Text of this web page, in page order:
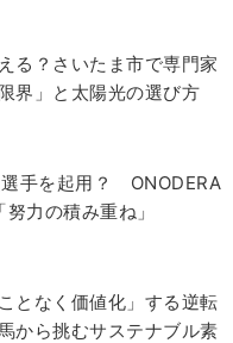
る？さいたま市で専門家
界」と太陽光の選び方
手を起用？ ONODERA
力の積み重ね」
となく価値化」する逆転
から挑むサステナブル素